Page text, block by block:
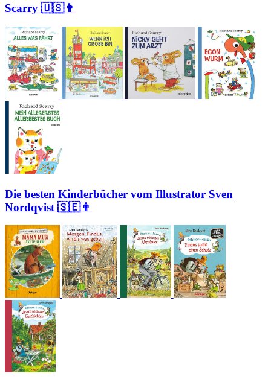
Scarry 🇺🇸👨
Die besten Kinderbücher vom Illustrator Sven
Nordqvist 🇸🇪👨